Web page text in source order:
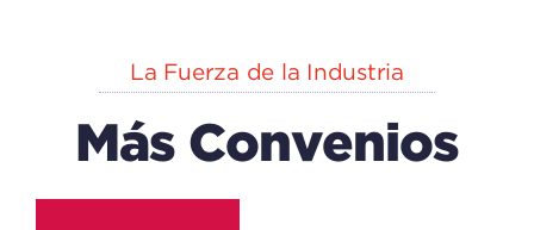
La Fuerza de la Industria
Más Convenios